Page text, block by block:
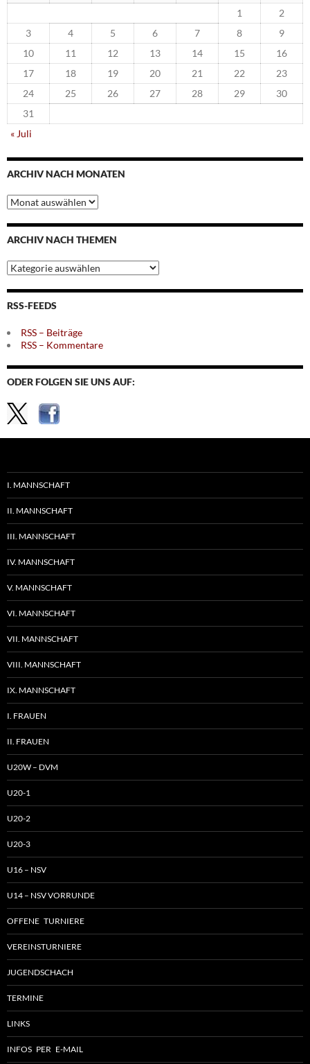
1
2
3
4 5 6 7 8
9
10
11 12 13 14 15
16
17
18 19 20 21 22
23
24
25 26 27 28 29
30
31
« Juli
ARCHIV NACH MONATEN
Archiv
nach
Monaten
ARCHIV NACH THEMEN
Archiv
nach
Themen
RSS-FEEDS
RSS – Beiträge
RSS – Kommentare
ODER FOLGEN SIE UNS AUF:
I. MANNSCHAFT
II. MANNSCHAFT
III. MANNSCHAFT
IV. MANNSCHAFT
V. MANNSCHAFT
VI. MANNSCHAFT
VII. MANNSCHAFT
VIII. MANNSCHAFT
IX. MANNSCHAFT
I. FRAUEN
II. FRAUEN
U20W – DVM
U20-1
U20-2
U20-3
U16 – NSV
U14 – NSV VORRUNDE
OFFENE TURNIERE
VEREINSTURNIERE
JUGENDSCHACH
TERMINE
LINKS
INFOS PER E-MAIL